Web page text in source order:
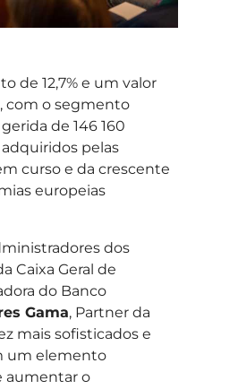
de 12,7% e um valor
com o segmento
de 146 160
pelas
curso e da crescente
europeias
dos
Caixa Geral de
do Banco
Gama, Partner da
mais sofisticados e
um elemento
aumentar o